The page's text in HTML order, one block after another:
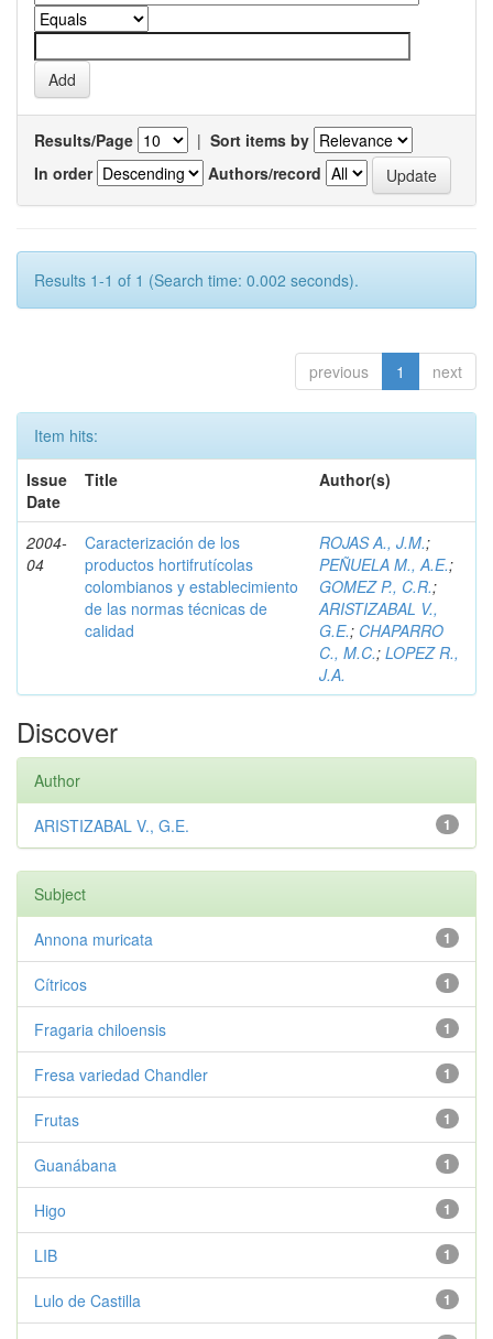
Results/Page | Sort items by
In order
Authors/record
Results 1-1 of 1 (Search time: 0.002 seconds).
previous 1 next
Item hits:
Issue
Date
Title Author(s)
2004-
04
Caracterización de los
productos hortifrutícolas
colombianos y establecimiento
de las normas técnicas de
calidad
ROJAS A., J.M.;
PEÑUELA M., A.E.;
GOMEZ P., C.R.;
ARISTIZABAL V.,
G.E.; CHAPARRO
C., M.C.; LOPEZ R.,
J.A.
Discover
Author
1
ARISTIZABAL V., G.E.
Subject
1
Annona muricata
1
Cítricos
1
Fragaria chiloensis
1
Fresa variedad Chandler
1
Frutas
1
Guanábana
1
Higo
1
LIB
1
Lulo de Castilla